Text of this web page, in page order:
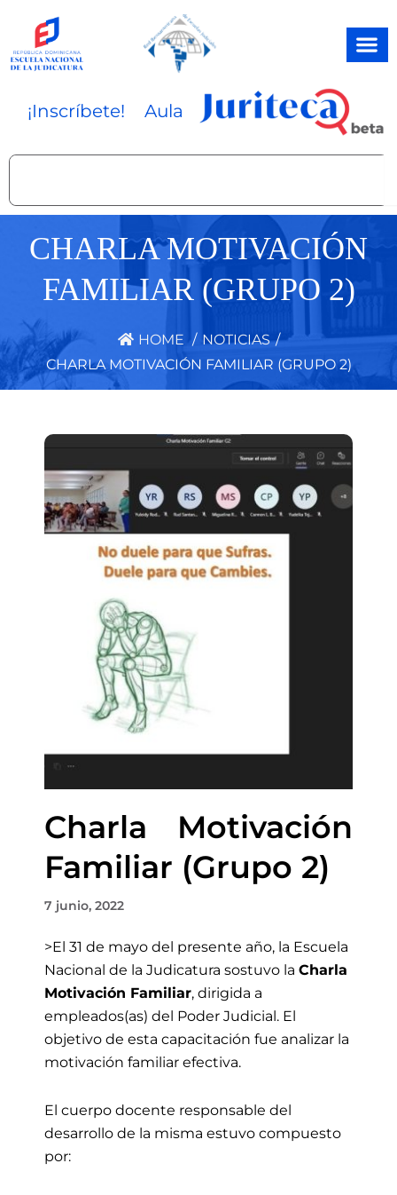
contenido
¡Inscríbete! Aula
Search
CHARLA MOTIVACIÓN
FAMILIAR (GRUPO 2)
HOME / NOTICIAS /
CHARLA MOTIVACIÓN FAMILIAR (GRUPO 2)
Charla Motivación
Familiar (Grupo 2)
7 junio, 2022
>El 31 de mayo del presente año, la Escuela
Nacional de la Judicatura sostuvo la Charla
Motivación Familiar, dirigida a
empleados(as) del Poder Judicial. El
objetivo de esta capacitación fue analizar la
motivación familiar efectiva.
El cuerpo docente responsable del
desarrollo de la misma estuvo compuesto
por: